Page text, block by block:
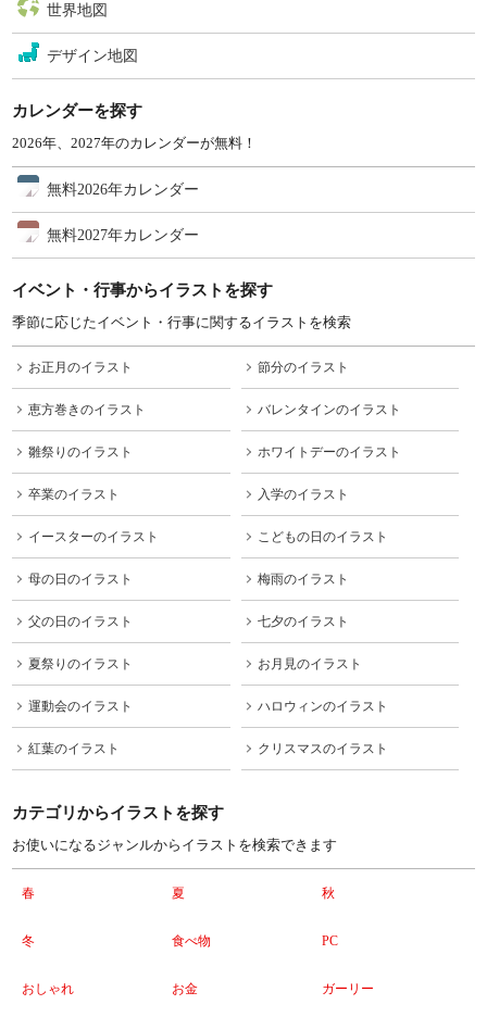
世界地図
デザイン地図
カレンダーを探す
2026年、2027年のカレンダーが無料！
無料2026年カレンダー
無料2027年カレンダー
イベント・行事からイラストを探す
季節に応じたイベント・行事に関するイラストを検索
お正月のイラスト 節分のイラスト
恵方巻きのイラスト バレンタインのイラスト
雛祭りのイラスト ホワイトデーのイラスト
卒業のイラスト 入学のイラスト
イースターのイラスト こどもの日のイラスト
母の日のイラスト 梅雨のイラスト
父の日のイラスト 七夕のイラスト
夏祭りのイラスト お月見のイラスト
運動会のイラスト ハロウィンのイラスト
紅葉のイラスト クリスマスのイラスト
カテゴリからイラストを探す
お使いになるジャンルからイラストを検索できます
春 夏 秋
冬 食べ物 PC
おしゃれ お金 ガーリー